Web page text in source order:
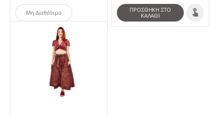
Μη Διαθέσιμο
ΠΡΟΣΘΉΚΗ ΣΤΟ
ΚΑΛΆΘΙ